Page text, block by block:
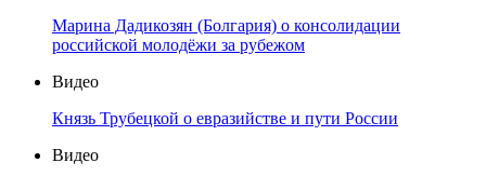
Марина Дадикозян (Болгария) о консолидации
российской молодёжи за рубежом
Видео
Князь Трубецкой о евразийстве и пути России
Видео